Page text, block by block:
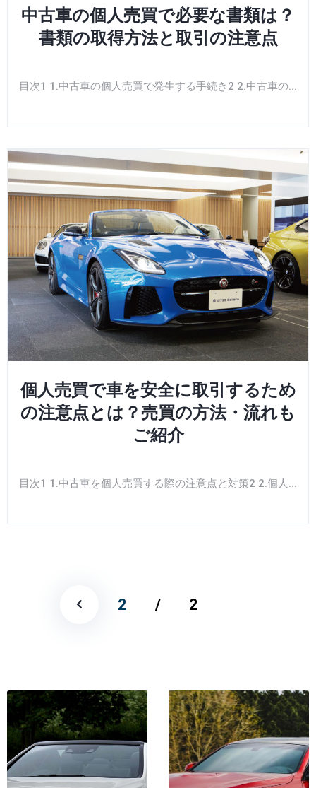
中古車の個人売買で必要な書類は？
書類の取得方法と取引の注意点
目次1 1.中古車の個人売買で発生する手続き2 2.中古車の...
個人売買で車を安全に取引するため
の注意点とは？売買の方法・流れも
ご紹介
目次1 1.中古車を個人売買する際の注意点と対策2 2.個人...
2 / 2